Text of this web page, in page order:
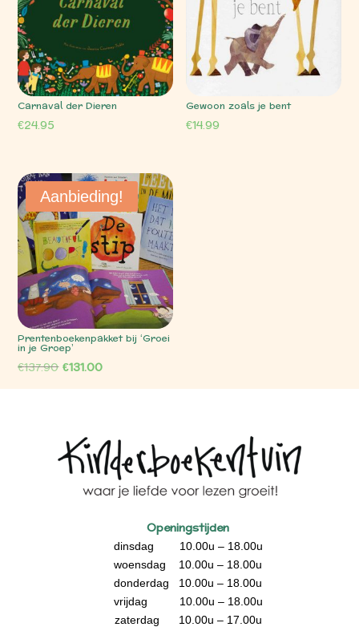
Carnaval der Dieren
€24.95
Gewoon zoals je bent
€14.99
Aanbieding!
Prentenboekenpakket bij ‘Groei
in je Groep’
€137.90Oorspronkelijke
€131.00Huidige
Openingstijden
dinsdag 10.00u – 18.00u
woensdag 10.00u – 18.00u
donderdag 10.00u – 18.00u
vrijdag 10.00u – 18.00u
zaterdag 10.00u – 17.00u